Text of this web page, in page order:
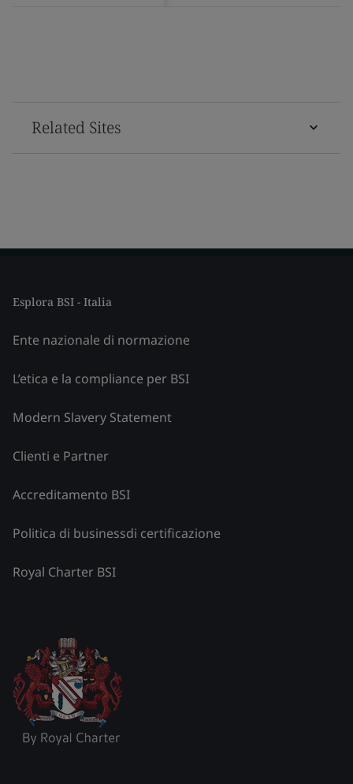
Related Sites
Esplora BSI - Italia
Ente nazionale di normazione
L’etica e la compliance per BSI
Modern Slavery Statement
Clienti e Partner
Accreditamento BSI
Politica di businessdi certificazione
Royal Charter BSI